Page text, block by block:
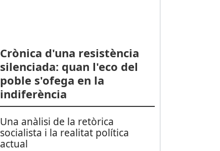
Crònica d'una resistència
silenciada: quan l'eco del
poble s'ofega en la
indiferència
Una anàlisi de la retòrica
socialista i la realitat política
actual